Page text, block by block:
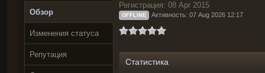
Обзор
Изменения статуса
Репутация
Регистрация: 08 Apr 2015
OFFLINE Активность: 07 Aug 2026 12:17
Статистика